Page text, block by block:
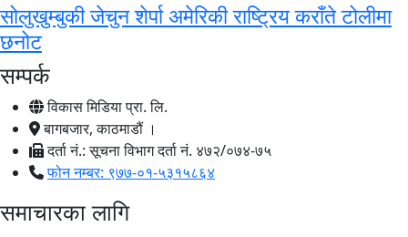
सोलुखुम्बुकी जेचुन शेर्पा अमेरिकी राष्ट्रिय कराँते टोलीमा
छनोट
सम्पर्क
विकास मिडिया प्रा. लि.
बागबजार, काठमाडौं ।
दर्ता नं.: सूचना विभाग दर्ता नं. ४७२/०७४-७५
फोन नम्बर: ९७७-०१-५३१५८६४
समाचारका लागि